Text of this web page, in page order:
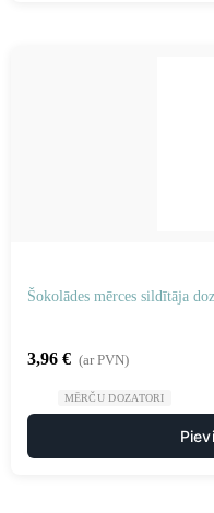
Šokolādes mērces sildītāja
3,96 € (ar PVN)
MĒRČU DOZATORI